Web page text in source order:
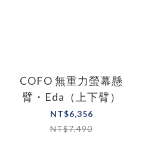
COFO 無重力螢幕懸
臂・Eda（上下臂）
NT$6,356
NT$7,490